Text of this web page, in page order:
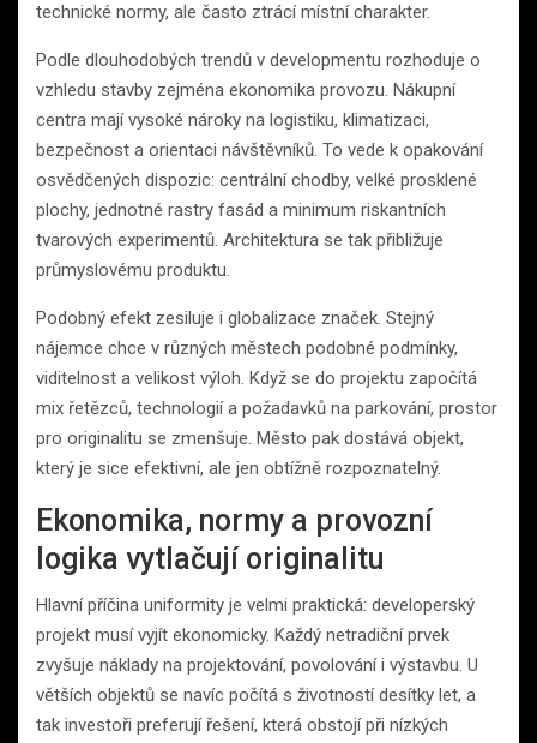
technické normy, ale často ztrácí místní charakter.
Podle dlouhodobých trendů v developmentu rozhoduje o
vzhledu stavby zejména ekonomika provozu. Nákupní
centra mají vysoké nároky na logistiku, klimatizaci,
bezpečnost a orientaci návštěvníků. To vede k opakování
osvědčených dispozic: centrální chodby, velké prosklené
plochy, jednotné rastry fasád a minimum riskantních
tvarových experimentů. Architektura se tak přibližuje
průmyslovému produktu.
Podobný efekt zesiluje i globalizace značek. Stejný
nájemce chce v různých městech podobné podmínky,
viditelnost a velikost výloh. Když se do projektu započítá
mix řetězců, technologií a požadavků na parkování, prostor
pro originalitu se zmenšuje. Město pak dostává objekt,
který je sice efektivní, ale jen obtížně rozpoznatelný.
Ekonomika, normy a provozní
logika vytlačují originalitu
Hlavní příčina uniformity je velmi praktická: developerský
projekt musí vyjít ekonomicky. Každý netradiční prvek
zvyšuje náklady na projektování, povolování i výstavbu. U
větších objektů se navíc počítá s životností desítky let, a
tak investoři preferují řešení, která obstojí při nízkých